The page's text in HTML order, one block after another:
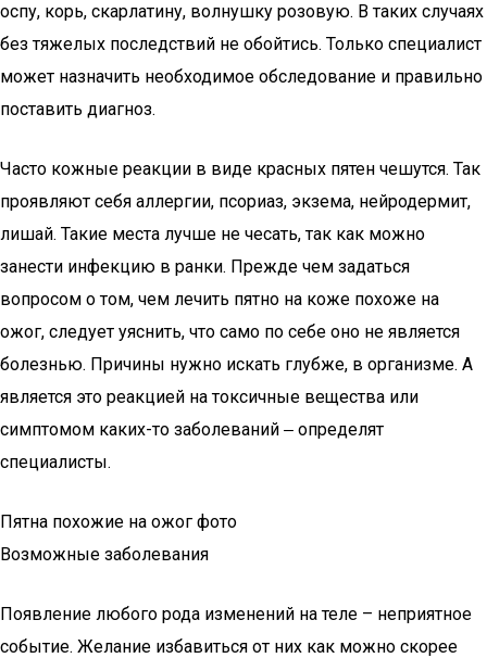
оспу, корь, скарлатину, волнушку розовую. В таких случаях
без тяжелых последствий не обойтись. Только специалист
может назначить необходимое обследование и правильно
поставить диагноз.
Часто кожные реакции в виде красных пятен чешутся. Так
проявляют себя аллергии, псориаз, экзема, нейродермит,
лишай. Такие места лучше не чесать, так как можно
занести инфекцию в ранки. Прежде чем задаться
вопросом о том, чем лечить пятно на коже похоже на
ожог, следует уяснить, что само по себе оно не является
болезнью. Причины нужно искать глубже, в организме. А
является это реакцией на токсичные вещества или
симптомом каких-то заболеваний ‒ определят
специалисты.
Пятна похожие на ожог фото
Возможные заболевания
Появление любого рода изменений на теле – неприятное
событие. Желание избавиться от них как можно скорее